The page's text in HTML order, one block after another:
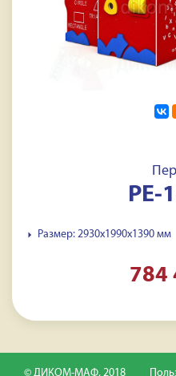
PE-
Размер: 2930x1990x1390 мм
784
© ДИКОМ-МАФ, 2018